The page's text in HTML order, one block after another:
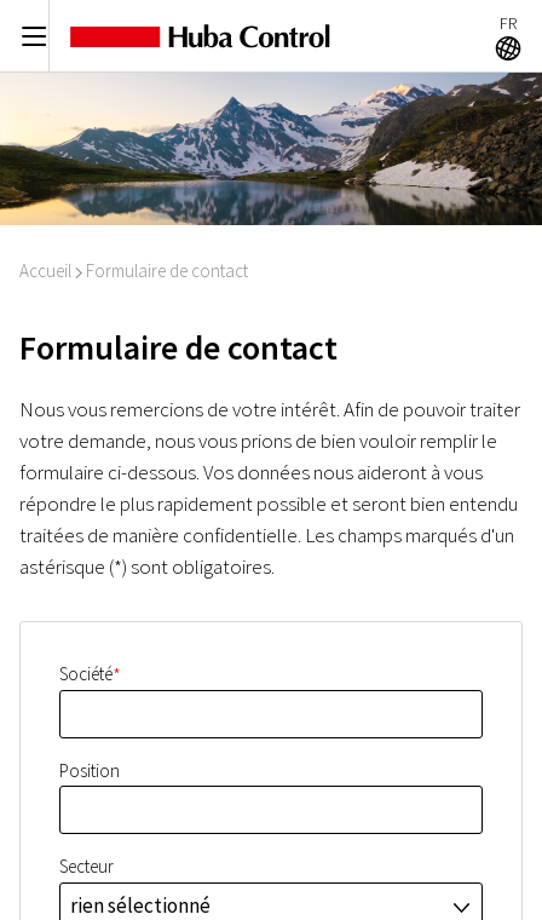
C FR
A
Accueil I Formulaire de contact
Formulaire de contact
Nous vous remercions de votre intérêt. Afin de pouvoir traiter
votre demande, nous vous prions de bien vouloir remplir le
formulaire ci-dessous. Vos données nous aideront à vous
répondre le plus rapidement possible et seront bien entendu
traitées de manière confidentielle. Les champs marqués d'un
astérisque (*) sont obligatoires.
Société*
Position
Secteur
rien sélectionné J